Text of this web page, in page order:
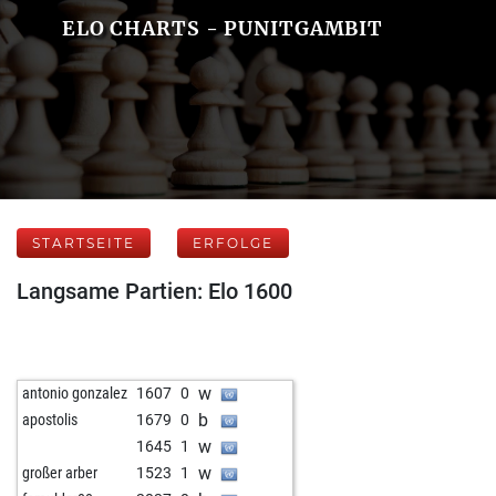
ELO CHARTS - PUNITGAMBIT
STARTSEITE ERFOLGE
Langsame Partien: Elo 1600
antonio gonzalez 1607 0 w
apostolis 1679 0 b
1645 1 w
großer arber 1523 1 w